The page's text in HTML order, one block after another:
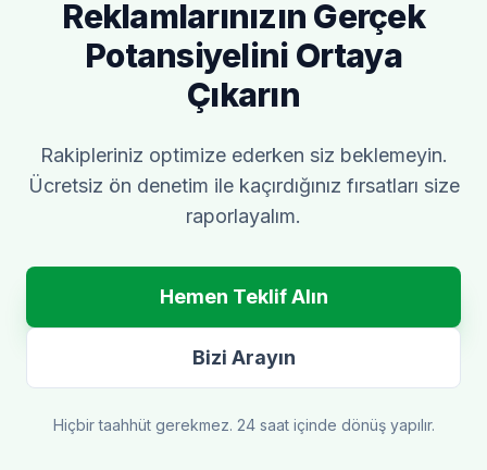
Reklamlarınızın Gerçek
Potansiyelini Ortaya
Çıkarın
Rakipleriniz optimize ederken siz beklemeyin.
Ücretsiz ön denetim ile kaçırdığınız fırsatları size
raporlayalım.
Hemen Teklif Alın
Bizi Arayın
Hiçbir taahhüt gerekmez. 24 saat içinde dönüş yapılır.